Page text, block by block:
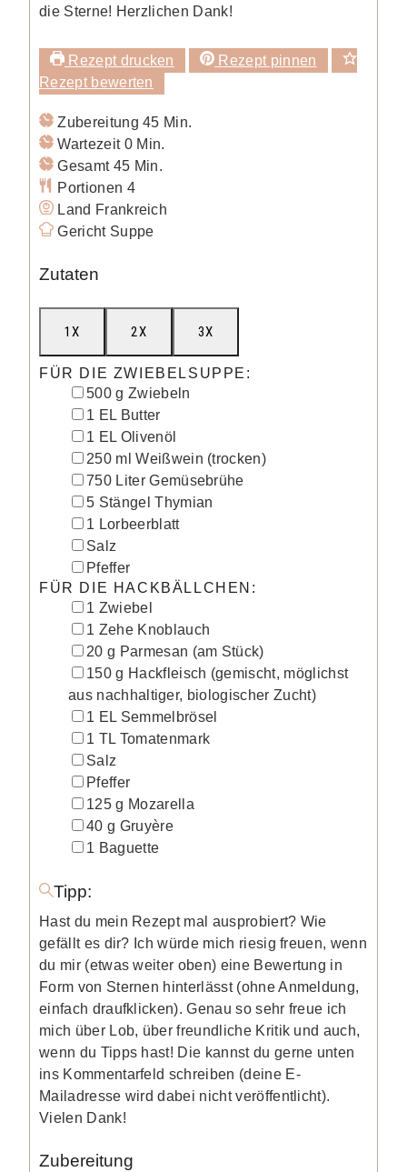
die Sterne! Herzlichen Dank!
Rezept drucken
Rezept pinnen
Rezept bewerten
Zubereitung45Minuten
Min.
Wartezeit 0Minuten
Min.
Gesamt 45Minuten
Min.
Portionen 4
Land Frankreich
Gericht Suppe
Zutaten
1X 2X 3X
FÜR DIE ZWIEBELSUPPE:
▢
500 g Zwiebeln
▢
1 EL Butter
▢
1 EL Olivenöl
▢
250 ml Weißwein (trocken)
▢
750 Liter Gemüsebrühe
▢
5 Stängel Thymian
▢
1 Lorbeerblatt
▢
Salz
▢
Pfeffer
FÜR DIE HACKBÄLLCHEN:
▢
1 Zwiebel
▢
1 Zehe Knoblauch
▢
20 g Parmesan (am Stück)
▢
150 g Hackfleisch (gemischt, möglichst
aus nachhaltiger, biologischer Zucht)
▢
1 EL Semmelbrösel
▢
1 TL Tomatenmark
▢
Salz
▢
Pfeffer
▢
125 g Mozarella
▢
40 g Gruyère
▢
1 Baguette
Tipp:
Hast du mein Rezept mal ausprobiert? Wie
gefällt es dir? Ich würde mich riesig freuen, wenn
du mir (etwas weiter oben) eine Bewertung in
Form von Sternen hinterlässt (ohne Anmeldung,
einfach draufklicken). Genau so sehr freue ich
mich über Lob, über freundliche Kritik und auch,
wenn du Tipps hast! Die kannst du gerne unten
ins Kommentarfeld schreiben (deine E-
Mailadresse wird dabei nicht veröffentlicht).
Vielen Dank!
Zubereitung